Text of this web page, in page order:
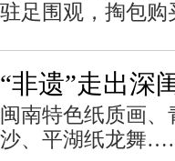
驻足围观，掏包购
“非遗”走出深
闽南特色纸质画
沙、平湖纸龙舞